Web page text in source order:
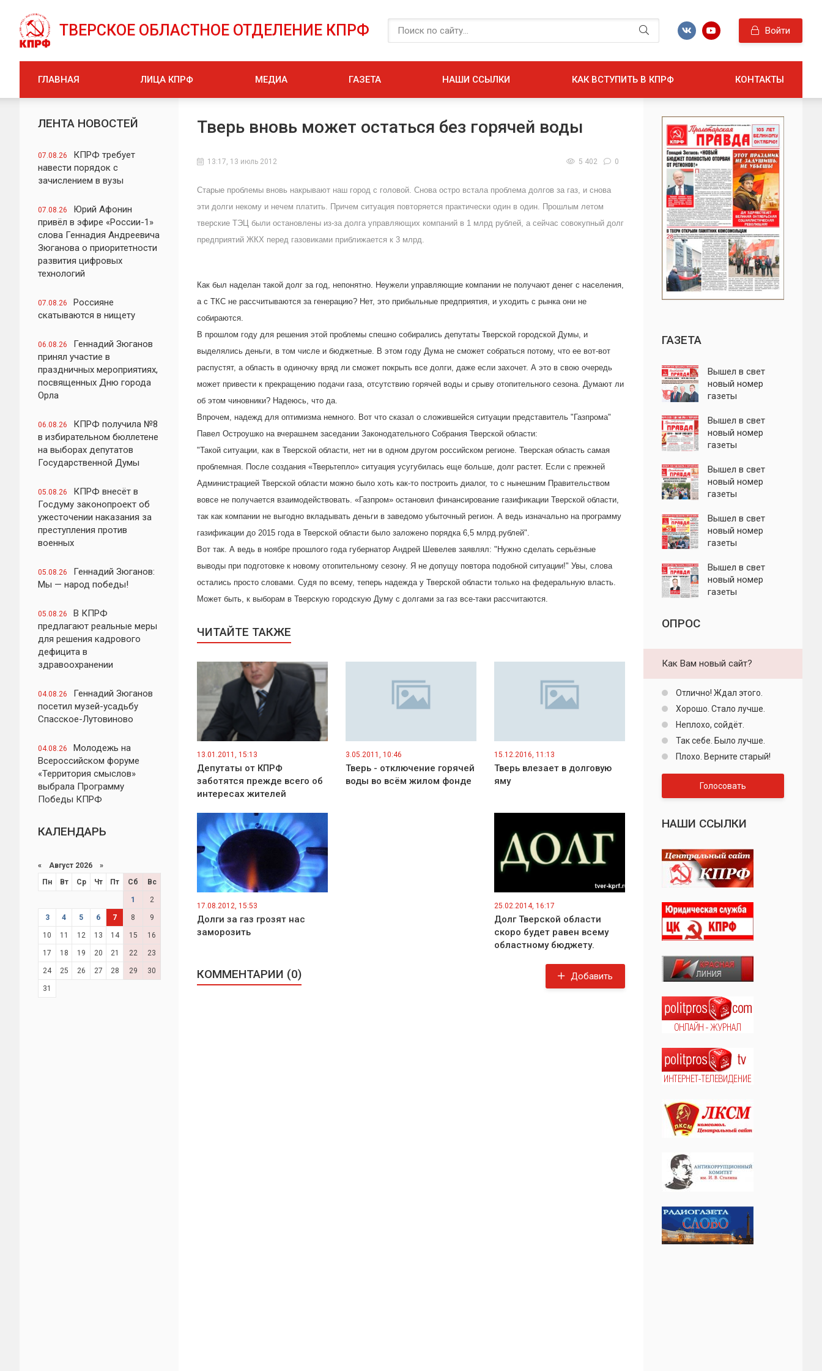
ТВЕРСКОЕ ОБЛАСТНОЕ ОТДЕЛЕНИЕ КПРФ Войти
ГЛАВНАЯ ЛИЦА КПРФ МЕДИА ГАЗЕТА НАШИ ССЫЛКИ КАК ВСТУПИТЬ В КПРФ КОНТАКТЫ
ЛЕНТА НОВОСТЕЙ
07.08.26
КПРФ требует
навести порядок с
зачислением в вузы
07.08.26
Юрий Афонин
привёл в эфире «России-1»
слова Геннадия Андреевича
Зюганова о приоритетности
развития цифровых
технологий
07.08.26
Россияне
скатываются в нищету
06.08.26
Геннадий Зюганов
принял участие в
праздничных мероприятиях,
посвященных Дню города
Орла
06.08.26
КПРФ получила №8
в избирательном бюллетене
на выборах депутатов
Государственной Думы
05.08.26
КПРФ внесёт в
Госдуму законопроект об
ужесточении наказания за
преступления против
военных
05.08.26
Геннадий Зюганов:
Мы — народ победы!
05.08.26
В КПРФ
предлагают реальные меры
для решения кадрового
дефицита в
здравоохранении
04.08.26
Геннадий Зюганов
посетил музей-усадьбу
Спасское-Лутовиново
04.08.26
Молодежь на
Всероссийском форуме
«Территория смыслов»
выбрала Программу
Победы КПРФ
КАЛЕНДАРЬ
« Август 2026 »
Пн
Вт Ср Чт Пт Сб Вс
1 2
3 4 5 6 7 8 9
10 11 12 13 14 15 16
17 18 19 20 21 22 23
24 25 26 27 28 29 30
31
Тверь вновь может остаться без горячей воды
13:17, 13 июль 2012 5 402 0
Старые проблемы вновь накрывают наш город с головой. Снова остро встала проблема долгов за газ, и снова
эти долги некому и нечем платить. Причем ситуация повторяется практически один в один. Прошлым летом
тверские ТЭЦ были остановлены из-за долга управляющих компаний в 1 млрд рублей, а сейчас совокупный долг
предприятий ЖКХ перед газовиками приближается к 3 млрд.
Как был наделан такой долг за год, непонятно. Неужели управляющие компании не получают денег с населения,
а с ТКС не рассчитываются за генерацию? Нет, это прибыльные предприятия, и уходить с рынка они не
собираются.
В прошлом году для решения этой проблемы спешно собирались депутаты Тверской городской Думы, и
выделялись деньги, в том числе и бюджетные. В этом году Дума не сможет собраться потому, что ее вот-вот
распустят, а область в одиночку вряд ли сможет покрыть все долги, даже если захочет. А это в свою очередь
может привести к прекращению подачи газа, отсутствию горячей воды и срыву отопительного сезона. Думают ли
об этом чиновники? Надеюсь, что да.
Впрочем, надежд для оптимизма немного. Вот что сказал о сложившейся ситуации представитель "Газпрома"
Павел Остроушко на вчерашнем заседании Законодательного Собрания Тверской области:
"Такой ситуации, как в Тверской области, нет ни в одном другом российском регионе. Тверская область самая
проблемная. После создания «Тверьтепло» ситуация усугубилась еще больше, долг растет. Если с прежней
Администрацией Тверской области можно было хоть как-то построить диалог, то с нынешним Правительством
вовсе не получается взаимодействовать. «Газпром» остановил финансирование газификации Тверской области,
так как компании не выгодно вкладывать деньги в заведомо убыточный регион. А ведь изначально на программу
газификации до 2015 года в Тверской области было заложено порядка 6,5 млрд.рублей".
Вот так. А ведь в ноябре прошлого года губернатор Андрей Шевелев заявлял: "Нужно сделать серьёзные
выводы при подготовке к новому отопительному сезону. Я не допущу повтора подобной ситуации!" Увы, слова
остались просто словами. Судя по всему, теперь надежда у Тверской области только на федеральную власть.
Может быть, к выборам в Тверскую городскую Думу с долгами за газ все-таки рассчитаются.
ЧИТАЙТЕ ТАКЖЕ
13.01.2011, 15:13
Депутаты от КПРФ
заботятся прежде всего об
интересах жителей
3.05.2011, 10:46
Тверь - отключение горячей
воды во всём жилом фонде
15.12.2016, 11:13
Тверь влезает в долговую
яму
17.08.2012, 15:53
Долги за газ грозят нас
заморозить
25.02.2014, 16:17
Долг Тверской области
скоро будет равен всему
областному бюджету.
КОММЕНТАРИИ (0) Добавить
ГАЗЕТА
Вышел в свет
новый номер
газеты
правда"
Вышел в свет
новый номер
газеты
правда"
Вышел в свет
новый номер
газеты
правда"
Вышел в свет
новый номер
газеты
правда"
Вышел в свет
новый номер
газеты
ОПРОС
Как Вам новый сайт?
Отлично! Ждал этого.
Хорошо. Стало лучше.
Неплохо, сойдёт.
Так себе. Было лучше.
Плохо. Верните старый!
Голосовать
НАШИ ССЫЛКИ